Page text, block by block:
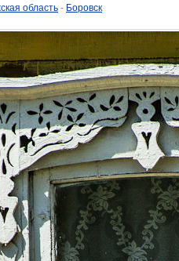
область - Боровск